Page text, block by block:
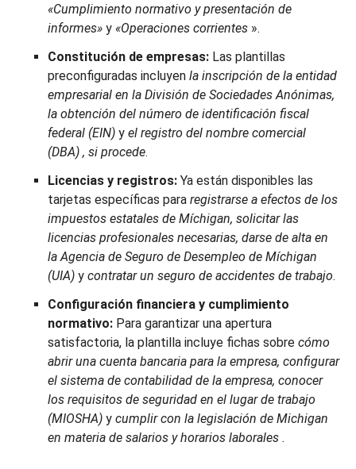
«Cumplimiento normativo y presentación de
informes» y «Operaciones corrientes ».
Constitución de empresas: Las plantillas
preconfiguradas incluyen la inscripción de la entidad
empresarial en la División de Sociedades Anónimas,
la obtención del número de identificación fiscal
federal (EIN) y el registro del nombre comercial
(DBA) , si procede.
Licencias y registros: Ya están disponibles las
tarjetas específicas para registrarse a efectos de los
impuestos estatales de Míchigan, solicitar las
licencias profesionales necesarias, darse de alta en
la Agencia de Seguro de Desempleo de Míchigan
(UIA) y contratar un seguro de accidentes de trabajo.
Configuración financiera y cumplimiento
normativo: Para garantizar una apertura
satisfactoria, la plantilla incluye fichas sobre cómo
abrir una cuenta bancaria para la empresa, configurar
el sistema de contabilidad de la empresa, conocer
los requisitos de seguridad en el lugar de trabajo
(MIOSHA) y cumplir con la legislación de Michigan
en materia de salarios y horarios laborales .